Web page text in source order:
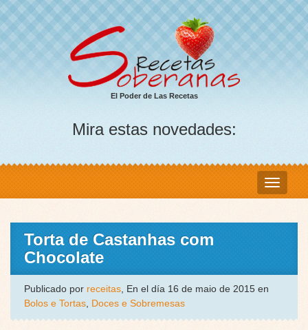
El Poder de Las Recetas
Mira estas novedades:
Torta de Castanhas com
Chocolate
Publicado por receitas, En el día 16 de maio de 2015 en
Bolos e Tortas, Doces e Sobremesas